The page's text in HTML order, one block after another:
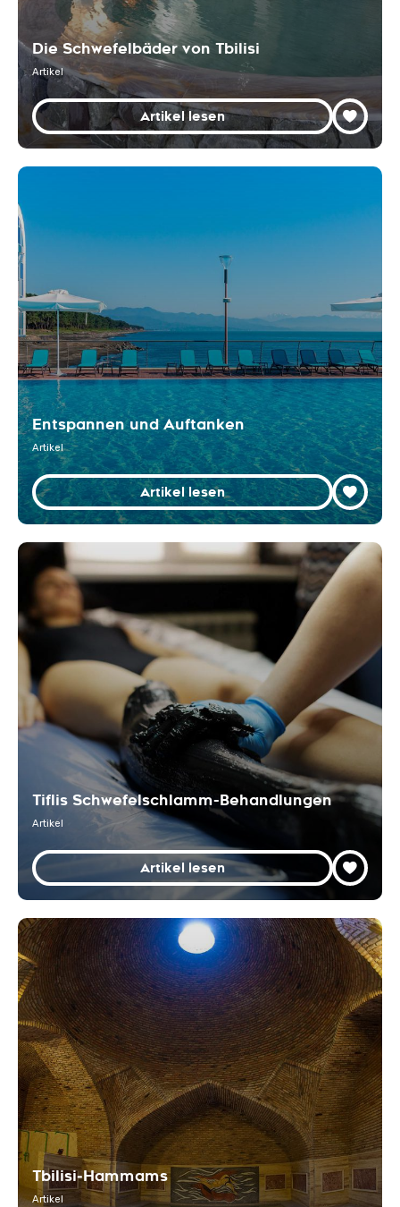
Die Schwefelbäder von Tbilisi
Artikel
Artikel lesen
Entspannen und Auftanken
Artikel
Artikel lesen
Tiflis Schwefelschlamm-Behandlungen
Artikel
Artikel lesen
Tbilisi‑Hammams
Artikel